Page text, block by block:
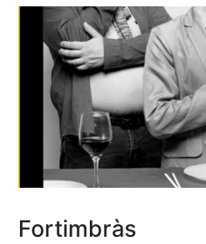
Fortimbràs